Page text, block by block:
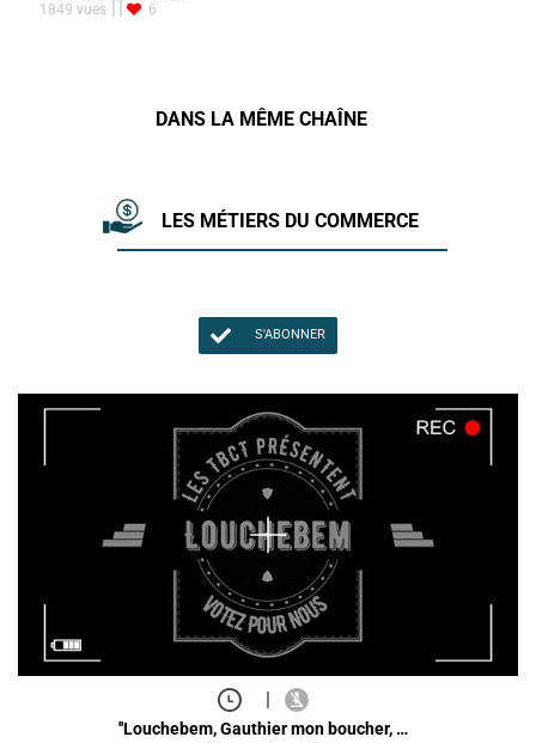
1849 vues
6
DANS LA MÊME CHAÎNE
LES MÉTIERS DU COMMERCE
S'ABONNER
|
''Louchebem, Gauthier mon boucher, …